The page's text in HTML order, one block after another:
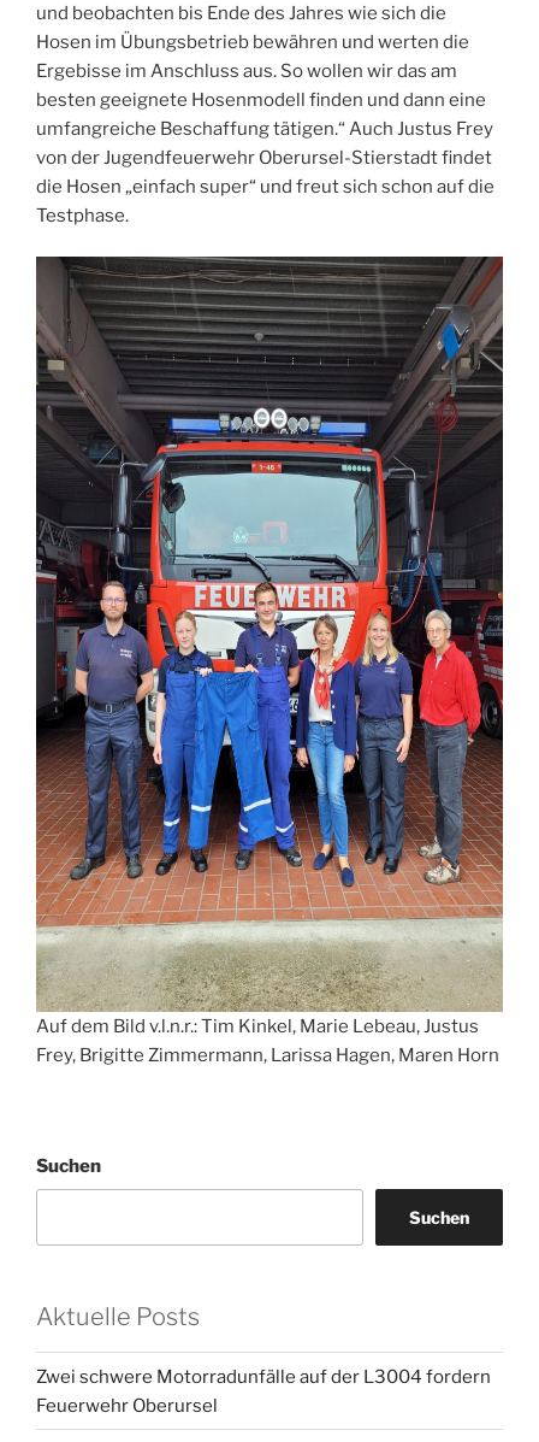
und beobachten bis Ende des Jahres wie sich die
Hosen im Übungsbetrieb bewähren und werten die
Ergebisse im Anschluss aus. So wollen wir das am
besten geeignete Hosenmodell finden und dann eine
umfangreiche Beschaffung tätigen.“ Auch Justus Frey
von der Jugendfeuerwehr Oberursel-Stierstadt findet
die Hosen „einfach super“ und freut sich schon auf die
Testphase.
Auf dem Bild v.l.n.r.: Tim Kinkel, Marie Lebeau, Justus
Frey, Brigitte Zimmermann, Larissa Hagen, Maren Horn
Suchen
Suchen
Aktuelle Posts
Zwei schwere Motorradunfälle auf der L3004 fordern
Feuerwehr Oberursel